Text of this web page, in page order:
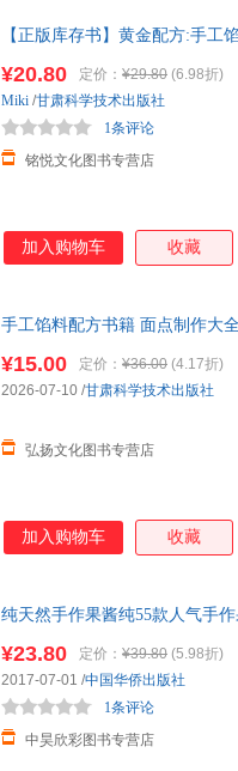
【正版库存书】黄金配方:手工
¥20.80 定价： ¥29.80 (6.98折)
铭悦文化图书专营店
1条评论
Miki /甘肃科学技术出版社
加入购物车 收藏
手工馅料配方书籍 面点制作大
¥15.00 定价： ¥36.00 (4.17折)
弘扬文化图书专营店
2026-07-10 /甘肃科学技术出版社
加入购物车 收藏
纯天然手作果酱纯55款人气手
¥23.80 定价： ¥39.80 (5.98折)
中昊欣彩图书专营店
1条评论
2017-07-01 /中国华侨出版社